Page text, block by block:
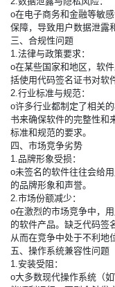
o在电子商务和金融等敏
保障，导致用户数据泄露
三、合规性问题
1.法律与政策要求：
o在某些国家和地区，软
括使用代码签名证书对软
2.行业标准与规范：
o许多行业都制定了相关
书来确保软件的完整性和
标准和规范的要求。
四、市场竞争劣势
1.品牌形象受损：
o未签名的软件往往会给
的品牌形象和声誉。
2.市场份额减少：
o在激烈的市场竞争中，
的软件产品。缺乏代码签
从而在竞争中处于不利地
五、操作系统兼容性问题
1.安装受阻：
o大多数现代操作系统（